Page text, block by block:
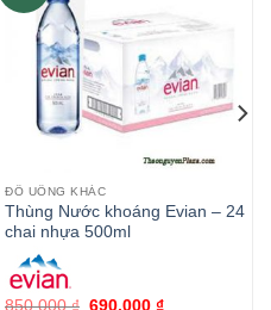
ĐỒ UỐNG KHÁC
Thùng Nước khoáng Evian – 24
chai nhựa 500ml
850.000₫ 690.000₫